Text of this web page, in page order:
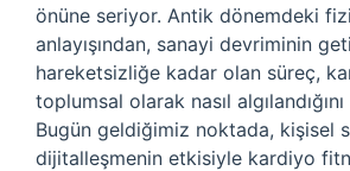
önüne seriyor. Antik dönemdeki
anlayışından, sanayi devriminin
hareketsizliğe kadar olan süreç,
toplumsal olarak nasıl
Bugün geldiğimiz noktada, kişisel
dijitalleşmenin etkisiyle kardiyo